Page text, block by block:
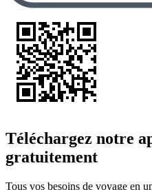
Téléchargez notre
gratuitement
Tous vos besoins de voyage en